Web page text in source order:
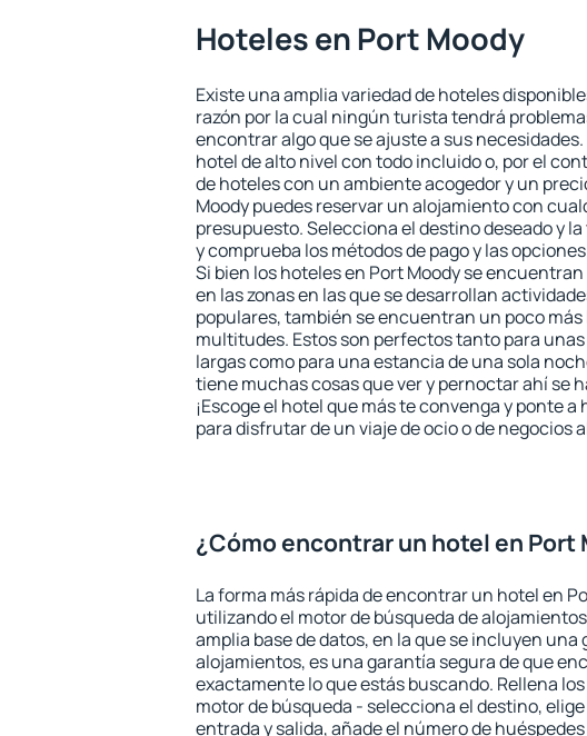
Hoteles en Port Moody
Existe una amplia variedad de hoteles
razón por la cual ningún turista tendrá
encontrar algo que se ajuste a sus
hotel de alto nivel con todo incluido o, por el
de hoteles con un ambiente acogedor y un
Moody puedes reservar un alojamiento con
presupuesto. Selecciona el destino deseado y
y comprueba los métodos de pago y las
Si bien los hoteles en Port Moody se
en las zonas en las que se desarrollan
populares, también se encuentran un poco más
multitudes. Estos son perfectos tanto para
largas como para una estancia de una sola
tiene muchas cosas que ver y pernoctar ahí se
¡Escoge el hotel que más te convenga y ponte
para disfrutar de un viaje de ocio o de negocios
¿Cómo encontrar un hotel en Port
La forma más rápida de encontrar un hotel en
utilizando el motor de búsqueda de alojamientos
amplia base de datos, en la que se incluyen una
alojamientos, es una garantía segura de que
exactamente lo que estás buscando. Rellena
motor de búsqueda - selecciona el destino,
entrada y salida, añade el número de